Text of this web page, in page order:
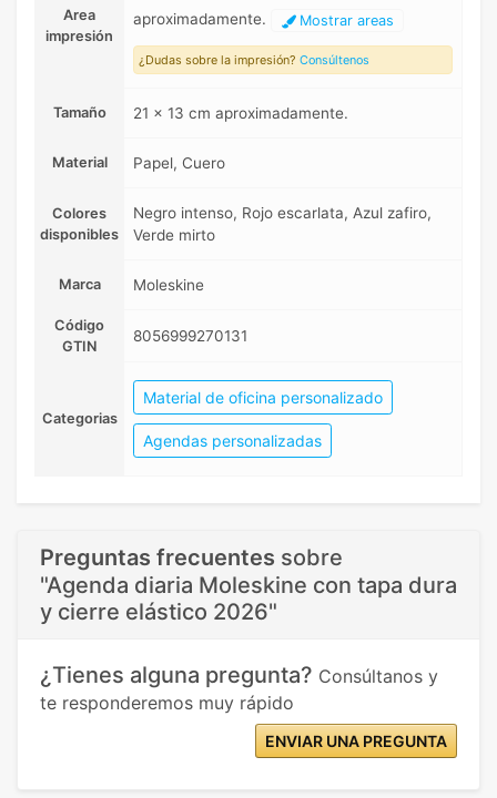
Area
impresión
aproximadamente.
Mostrar areas
¿Dudas sobre la impresión? Consúltenos
Tamaño 21 x 13 cm aproximadamente.
Material Papel, Cuero
Colores
disponibles
Negro intenso, Rojo escarlata, Azul zafiro,
Verde mirto
Marca Moleskine
Código
GTIN
8056999270131
Categorias
Material de oficina personalizado
Agendas personalizadas
Preguntas frecuentes sobre
"Agenda diaria Moleskine con tapa dura
y cierre elástico 2026"
¿Tienes alguna pregunta? Consúltanos y
te responderemos muy rápido
ENVIAR UNA PREGUNTA